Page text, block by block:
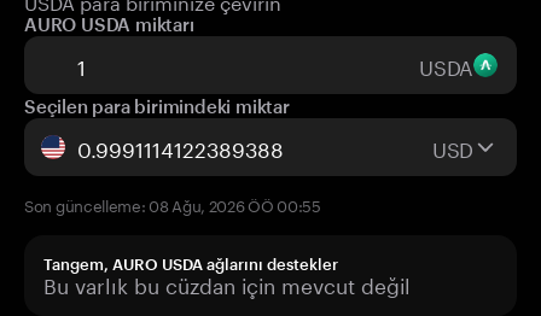
AURO USDA miktarı
USDA
Seçilen para birimindeki miktar
USD
Son güncelleme: 08 Ağu, 2026 ÖÖ 00:55
Tangem, AURO USDA ağlarını destekler
Bu varlık bu cüzdan için mevcut değil